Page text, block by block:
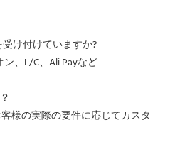
け付けていますか?
、L/C、Ali Payなど
様の実際の要件に応じてカスタ